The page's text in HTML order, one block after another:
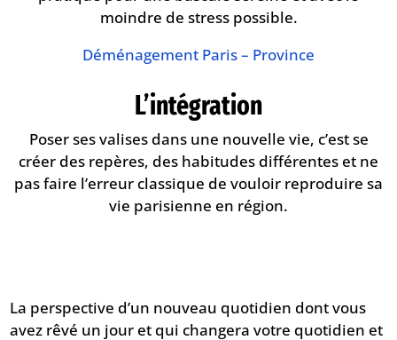
moindre de stress possible.
Déménagement Paris – Province
L’intégration
Poser ses valises dans une nouvelle vie, c’est se
créer des repères, des habitudes différentes et ne
pas faire l’erreur classique de vouloir reproduire sa
vie parisienne en région.
La perspective d’un nouveau quotidien dont vous
avez rêvé un jour et qui changera votre quotidien et